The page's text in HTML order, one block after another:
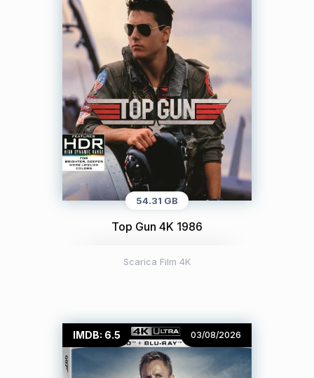
54.31 GB
Top Gun 4K 1986
Scarica Film 4K
IMDB: 6.5 03/08/2026